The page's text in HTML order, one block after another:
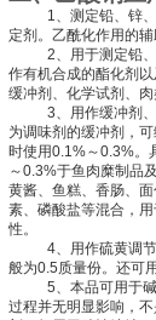
1、测定铅、锌
定剂。乙酰化作用的
2、用于测定铅
作有机合成的酯化剂以
缓冲剂、化学试剂、肉
3、用作缓冲剂
为调味剂的缓冲剂，
时使用0.1%～0.3%。
～0.3%于鱼肉糜制品
黄酱、鱼糕、香肠、
素、磷酸盐等混合，
性。
4、用作硫黄调
般为0.5质量份。还可
5、本品可用于
过程并无明显影响，